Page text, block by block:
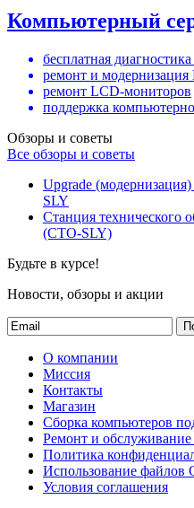
Компьютерный
бесплатная
ремонт и
ремонт LCD-мониторов
поддержка
Обзоры и советы
Все обзоры и советы
Upgrade
SLY
Станция технического
(СТО-SLY)
Будьте в курсе!
Новости, обзоры и акции
О компании
Миссия
Контакты
Магазин
Сборка компьютеров
Ремонт и
Политика
Использование файлов
Условия соглашения